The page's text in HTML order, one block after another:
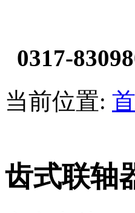
0317-
当前位置:
齿式联轴